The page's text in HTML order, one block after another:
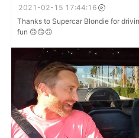
2021-02-15 17:44:16
Thanks to Supercar Blondie for
fun 🙃🙃🙃